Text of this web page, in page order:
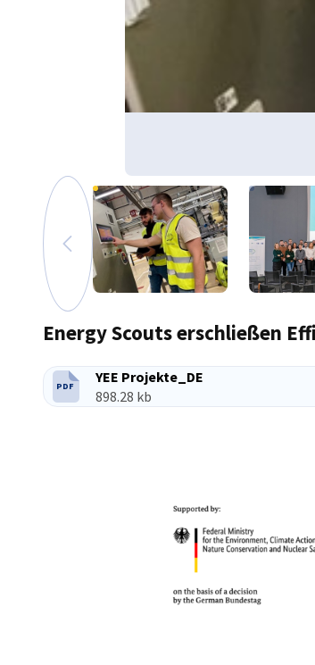
Vergrößern
zum vorherigen Bild
Energy Scouts erschließen
DATEITYP:
PDF
YEE Projekte_DE
Dateigröße:
898.28 kb